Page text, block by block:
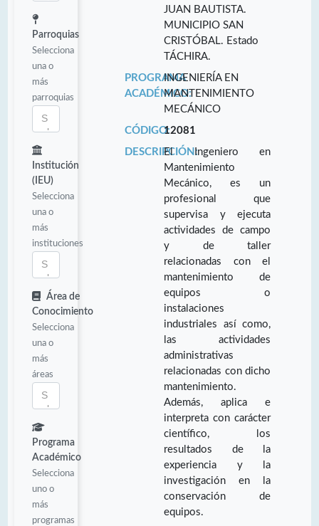
Parroquias
Selecciona
una o
más
parroquias
Institución
(IEU)
Selecciona
una o
más
instituciones
Área de
Conocimiento
Selecciona
una o
más
áreas
Programa
Académico
Selecciona
uno o
más
programas
JUAN BAUTISTA.
MUNICIPIO SAN
CRISTÓBAL. Estado
TÁCHIRA.
PROGRAMA
ACADÉMICO:
INGENIERÍA EN
MANTENIMIENTO
MECÁNICO
CÓDIGO:12081
DESCRIPCIÓN:El Ingeniero en
Mantenimiento
Mecánico, es un
profesional que
supervisa y ejecuta
actividades de campo
y de taller
relacionadas con el
mantenimiento de
equipos o
instalaciones
industriales así como,
las actividades
administrativas
relacionadas con dicho
mantenimiento.
Además, aplica e
interpreta con carácter
científico, los
resultados de la
experiencia y la
investigación en la
conservación de
equipos.